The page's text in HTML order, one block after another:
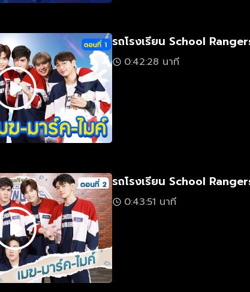
รถโรงเรียน School
0:42:28 นาที
รถโรงเรียน School
0:43:51 นาที